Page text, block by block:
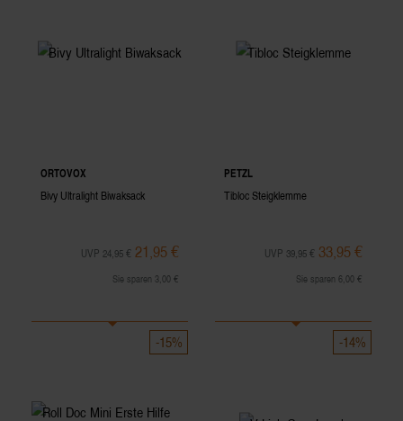
ORTOVOX
Bivy Ultralight Biwaksack
UVP 24,95 € 21,95 €
Sie sparen 3,00 €
PETZL
Tibloc Steigklemme
UVP 39,95 € 33,95 €
Sie sparen 6,00 €
-15% -14%